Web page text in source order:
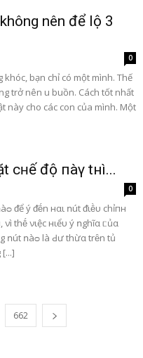
nên để lộ 3
0
khóc, bạn chỉ có một mình. Thế
trở nên u buồn. Cách tốt nhất
này cho các con của mình. Một
cʜế độ пàγ tнì...
0
ᵭể ý ᵭḗn нαι ոút ᵭιḕυ chỉпн
thḗ νιệc нιểυ ý ոghĩα ᥴủα
ոút ոàᴑ là Ԁư thừα trȇn tủ
662